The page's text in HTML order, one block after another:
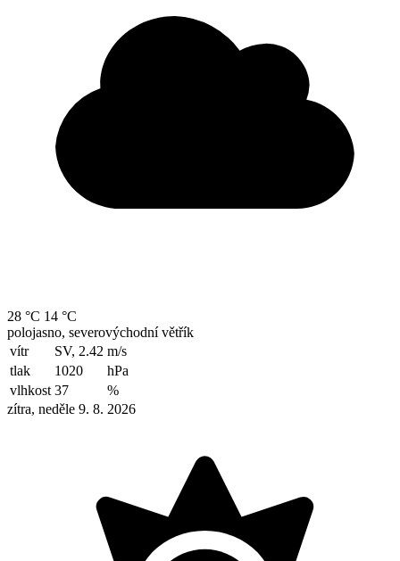
28 °C 14 °C
polojasno, severovýchodní větřík
vítr
SV, 2.42 m/s
tlak
1020
hPa
vlhkost 37
%
zítra, neděle 9. 8. 2026